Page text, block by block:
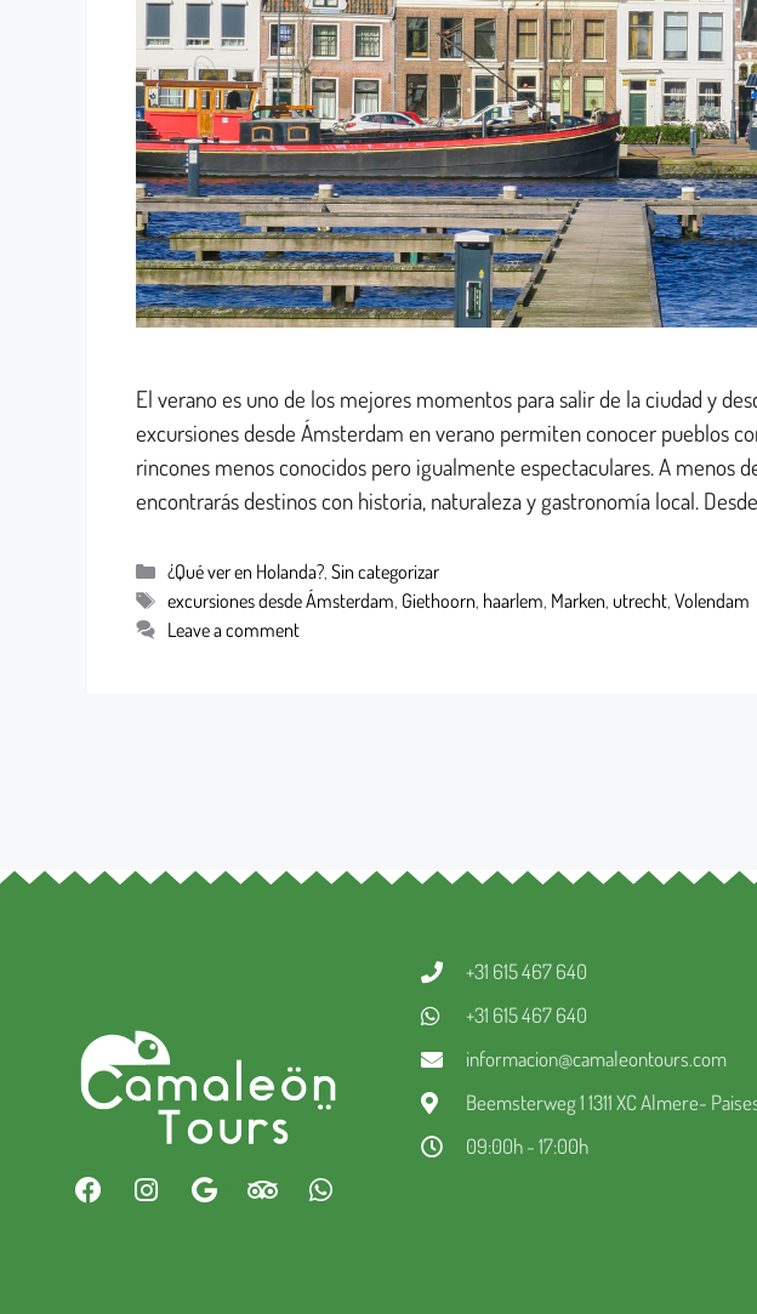
El verano es uno de los mejores momentos para salir de la ciudad y
excursiones desde Ámsterdam en verano permiten conocer pueblos
rincones menos conocidos pero igualmente espectaculares. A menos
encontrarás destinos con historia, naturaleza y gastronomía local.
¿Qué ver en Holanda?,Sin categorizar
excursiones desde Ámsterdam, Giethoorn, haarlem, Marken, utrecht,Volendam
Leave a comment
+31 615 467 640
+31 615 467 640
informacion@camaleontours.com
Beemsterweg 1 1311 XC Almere-
09:00h - 17:00h